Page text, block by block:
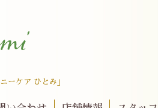
ーケア ひとみ」